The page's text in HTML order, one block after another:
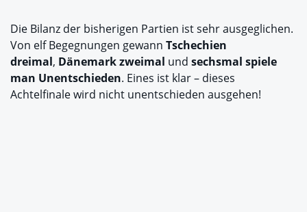
Die Bilanz der bisherigen Partien ist sehr ausgeglichen.
Von elf Begegnungen gewann Tschechien
dreimal, Dänemark zweimal und sechsmal spiele
man Unentschieden. Eines ist klar – dieses
Achtelfinale wird nicht unentschieden ausgehen!